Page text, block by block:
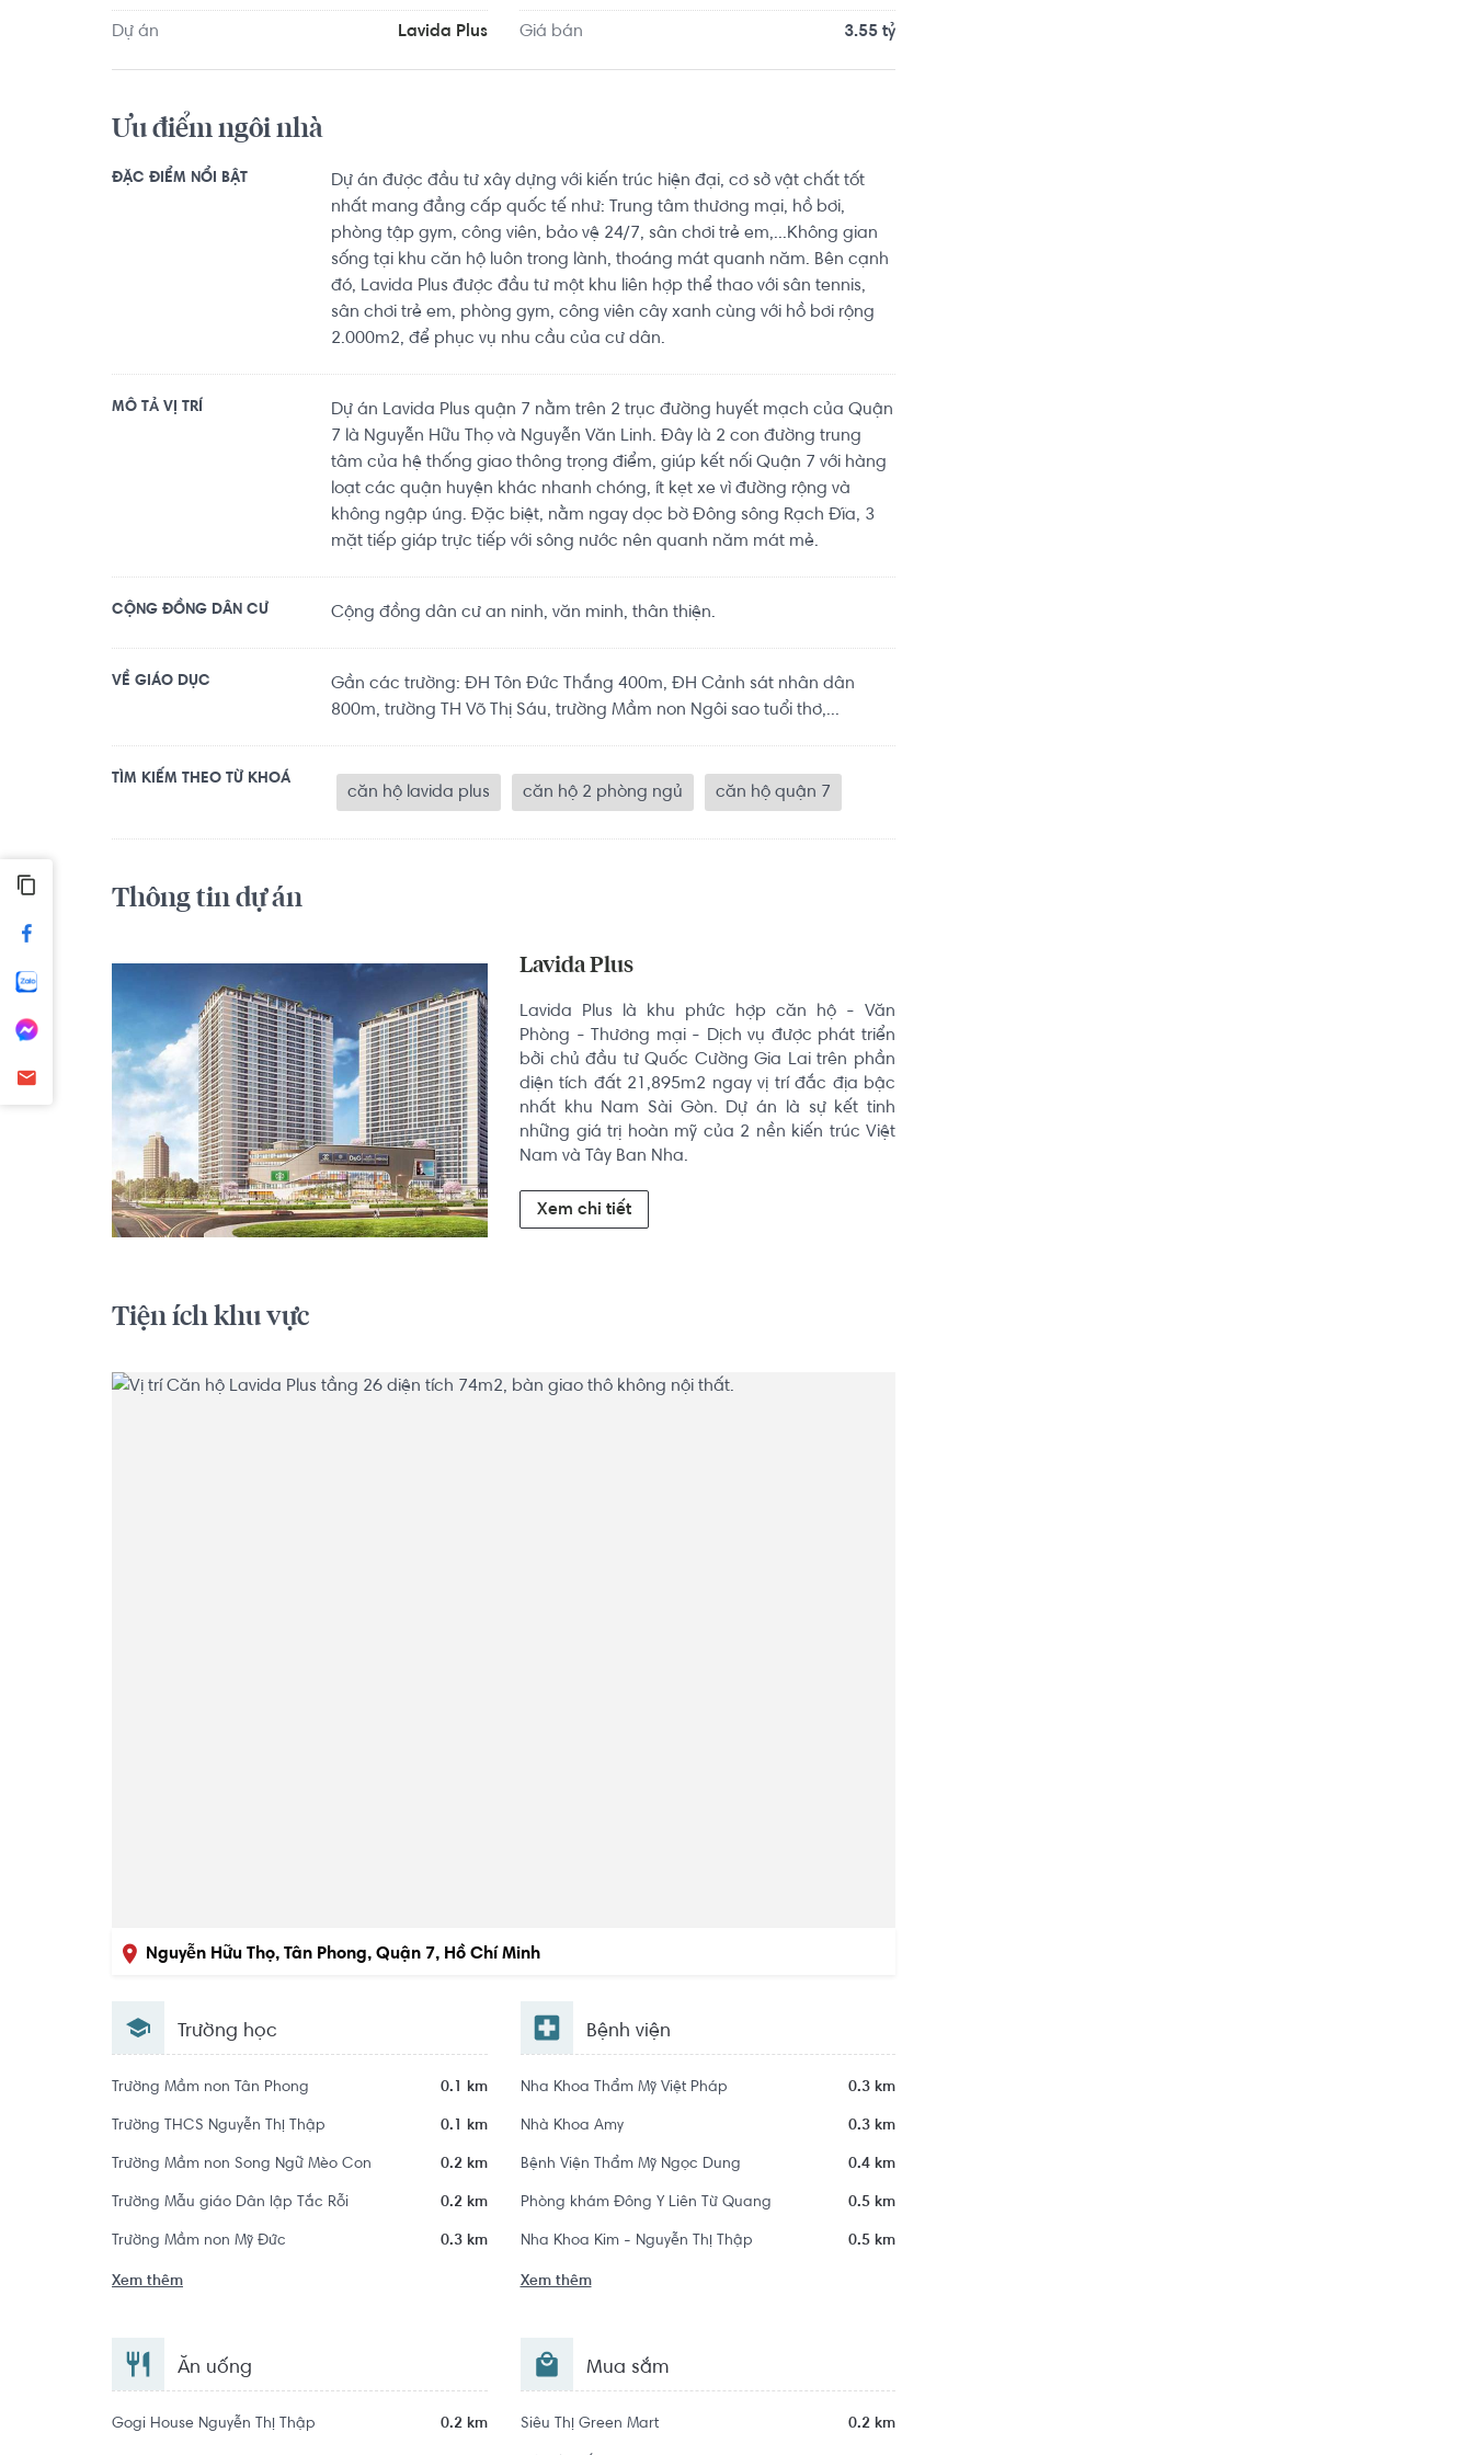
Dự án Lavida Plus Giá bán 3.55 tỷ
Ưu điểm ngôi nhà
ĐẶC ĐIỂM NỔI BẬT
Dự án được đầu tư xây dựng với kiến trúc hiện đại, cơ sở vật chất tốt
nhất mang đẳng cấp quốc tế như: Trung tâm thương mại, hồ bơi,
phòng tập gym, công viên, bảo vệ 24/7, sân chơi trẻ em,...Không gian
sống tại khu căn hộ luôn trong lành, thoáng mát quanh năm. Bên cạnh
đó, Lavida Plus được đầu tư một khu liên hợp thể thao với sân tennis,
sân chơi trẻ em, phòng gym, công viên cây xanh cùng với hồ bơi rộng
2.000m2, để phục vụ nhu cầu của cư dân.
MÔ TẢ VỊ TRÍ
Dự án Lavida Plus quận 7 nằm trên 2 trục đường huyết mạch của Quận
7 là Nguyễn Hữu Thọ và Nguyễn Văn Linh. Đây là 2 con đường trung
tâm của hệ thống giao thông trọng điểm, giúp kết nối Quận 7 với hàng
loạt các quận huyện khác nhanh chóng, ít kẹt xe vì đường rộng và
không ngập úng. Đặc biệt, nằm ngay dọc bờ Đông sông Rạch Đĩa, 3
mặt tiếp giáp trực tiếp với sông nước nên quanh năm mát mẻ.
CỘNG ĐỒNG DÂN CƯ Cộng đồng dân cư an ninh, văn minh, thân thiện.
VỀ GIÁO DỤC
Gần các trường: ĐH Tôn Đức Thắng 400m, ĐH Cảnh sát nhân dân
800m, trường TH Võ Thị Sáu, trường Mầm non Ngôi sao tuổi thơ,...
TÌM KIẾM THEO TỪ KHOÁ
căn hộ lavida plus căn hộ 2 phòng ngủ căn hộ quận 7
Thông tin dự án
Lavida Plus
Lavida Plus là khu phức hợp căn hộ - Văn
Phòng - Thương mại - Dịch vụ được phát triển
bởi chủ đầu tư Quốc Cường Gia Lai trên phần
diện tích đất 21,895m2 ngay vị trí đắc địa bậc
nhất khu Nam Sài Gòn. Dự án là sự kết tinh
những giá trị hoàn mỹ của 2 nền kiến trúc Việt
Nam và Tây Ban Nha.
Xem chi tiết
Tiện ích khu vực
Nguyễn Hữu Thọ, Tân Phong, Quận 7, Hồ Chí Minh
Trường học
Trường Mầm non Tân Phong 0.1 km
Trường THCS Nguyễn Thị Thập 0.1 km
Trường Mầm non Song Ngữ Mèo Con 0.2 km
Trường Mẫu giáo Dân lập Tắc Rỗi 0.2 km
Trường Mầm non Mỹ Đức 0.3 km
Xem thêm
Bệnh viện
Nha Khoa Thẩm Mỹ Việt Pháp 0.3 km
Nhà Khoa Amy 0.3 km
Bệnh Viện Thẩm Mỹ Ngọc Dung 0.4 km
Phòng khám Đông Y Liên Từ Quang 0.5 km
Nha Khoa Kim - Nguyễn Thị Thập 0.5 km
Xem thêm
Ăn uống
Gogi House Nguyễn Thị Thập 0.2 km
Mua sắm
Siêu Thị Green Mart 0.2 km